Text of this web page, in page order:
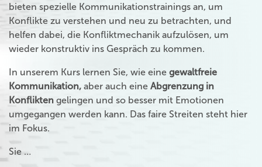
bieten spezielle Kommunikationstrainings an, um
Konflikte zu verstehen und neu zu betrachten, und
helfen dabei, die Konfliktmechanik aufzulösen, um
wieder konstruktiv ins Gespräch zu kommen.
In unserem Kurs lernen Sie, wie eine gewaltfreie
Kommunikation, aber auch eine Abgrenzung in
Konflikten gelingen und so besser mit Emotionen
umgegangen werden kann. Das faire Streiten steht hier
im Fokus.
Sie …